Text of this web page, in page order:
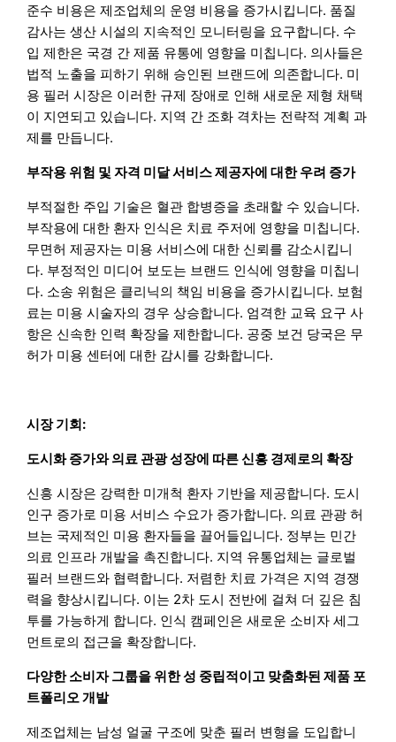
준수 비용은 제조업체의 운영 비용을 증가시킵니다. 품질
감사는 생산 시설의 지속적인 모니터링을 요구합니다. 수
입 제한은 국경 간 제품 유통에 영향을 미칩니다. 의사들은
법적 노출을 피하기 위해 승인된 브랜드에 의존합니다. 미
용 필러 시장은 이러한 규제 장애로 인해 새로운 제형 채택
이 지연되고 있습니다. 지역 간 조화 격차는 전략적 계획 과
제를 만듭니다.
부작용 위험 및 자격 미달 서비스 제공자에 대한 우려 증가
부적절한 주입 기술은 혈관 합병증을 초래할 수 있습니다.
부작용에 대한 환자 인식은 치료 주저에 영향을 미칩니다.
무면허 제공자는 미용 서비스에 대한 신뢰를 감소시킵니
다. 부정적인 미디어 보도는 브랜드 인식에 영향을 미칩니
다. 소송 위험은 클리닉의 책임 비용을 증가시킵니다. 보험
료는 미용 시술자의 경우 상승합니다. 엄격한 교육 요구 사
항은 신속한 인력 확장을 제한합니다. 공중 보건 당국은 무
허가 미용 센터에 대한 감시를 강화합니다.
시장 기회:
도시화 증가와 의료 관광 성장에 따른 신흥 경제로의 확장
신흥 시장은 강력한 미개척 환자 기반을 제공합니다. 도시
인구 증가로 미용 서비스 수요가 증가합니다. 의료 관광 허
브는 국제적인 미용 환자들을 끌어들입니다. 정부는 민간
의료 인프라 개발을 촉진합니다. 지역 유통업체는 글로벌
필러 브랜드와 협력합니다. 저렴한 치료 가격은 지역 경쟁
력을 향상시킵니다. 이는 2차 도시 전반에 걸쳐 더 깊은 침
투를 가능하게 합니다. 인식 캠페인은 새로운 소비자 세그
먼트로의 접근을 확장합니다.
다양한 소비자 그룹을 위한 성 중립적이고 맞춤화된 제품 포
트폴리오 개발
제조업체는 남성 얼굴 구조에 맞춘 필러 변형을 도입합니